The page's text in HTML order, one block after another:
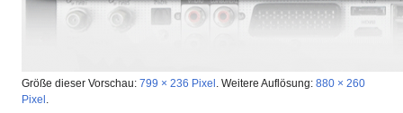
Größe dieser Vorschau: 799 × 236 Pixel Weitere Auflösung: 880 × 260
Pixel